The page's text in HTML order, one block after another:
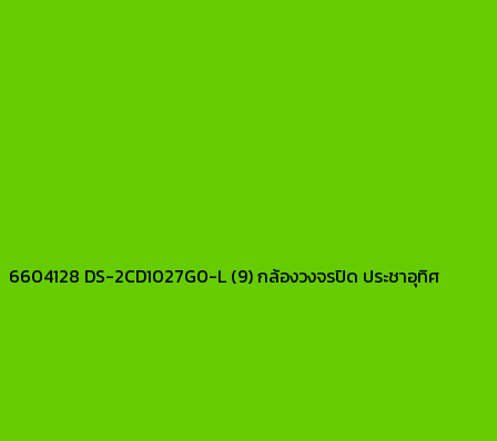
6604128 DS-2CD1027G0-L (9) กล้องวงจรปิด ประชาอุทิศ